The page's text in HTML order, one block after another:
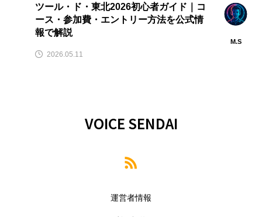
ツール・ド・東北2026初心者ガイド｜コ
ース・参加費・エントリー方法を公式情
報で解説
M.S
2026.05.11
VOICE SENDAI
運営者情報